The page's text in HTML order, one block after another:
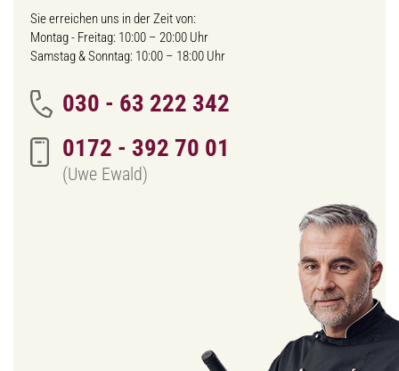
Sie erreichen uns in der Zeit von:
Montag - Freitag: 10:00 – 20:00 Uhr
Samstag & Sonntag: 10:00 – 18:00 Uhr
030 - 63 222 342
0172 - 392 70 01
(Uwe Ewald)